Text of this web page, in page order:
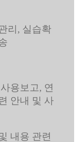
리, 실습확
용보고, 연
안내 및 사
내용 관련